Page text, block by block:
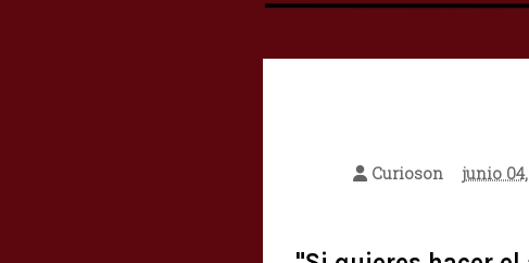
Curioson junio